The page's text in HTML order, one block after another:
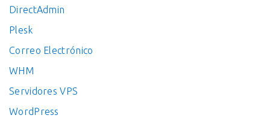
DirectAdmin
Plesk
Correo Electrónico
WHM
Servidores VPS
WordPress